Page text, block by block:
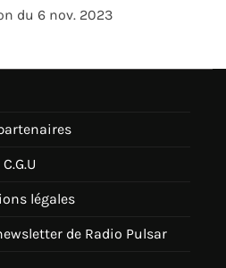
du 6 nov. 2023
C.G.U
légales
de Radio Pulsar